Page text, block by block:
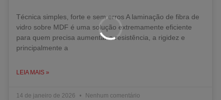
Técnica simples, forte e sem erros A laminação de fibra de
vidro sobre MDF é uma solução extremamente eficiente
para quem precisa aumentar a resistência, a rigidez e
principalmente a
LEIA MAIS »
14 de janeiro de 2026 Nenhum comentário